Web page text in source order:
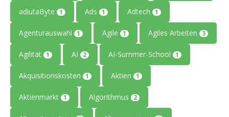
adiutaByte 1 Ads 1 Adtech 1
Agenturauswahl 1 Agile 1 Agiles Arbeiten 3
Agilität 1 AI 2 AI-Summer-School 1
Akquisitionskosten 1 Aktien 1
Aktienmarkt 1 Algorithmus 2